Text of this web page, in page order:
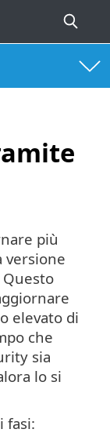
più
versione
Questo
elevato di
che
sia
lo si
fasi: